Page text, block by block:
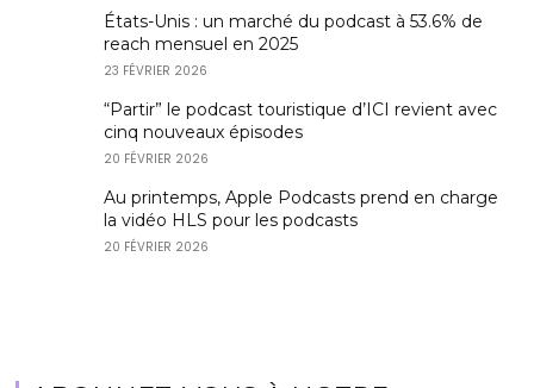
États-Unis : un marché du podcast à 53.6% de
reach mensuel en 2025
23 FÉVRIER 2026
“Partir” le podcast touristique d’ICI revient avec
cinq nouveaux épisodes
20 FÉVRIER 2026
Au printemps, Apple Podcasts prend en charge
la vidéo HLS pour les podcasts
20 FÉVRIER 2026